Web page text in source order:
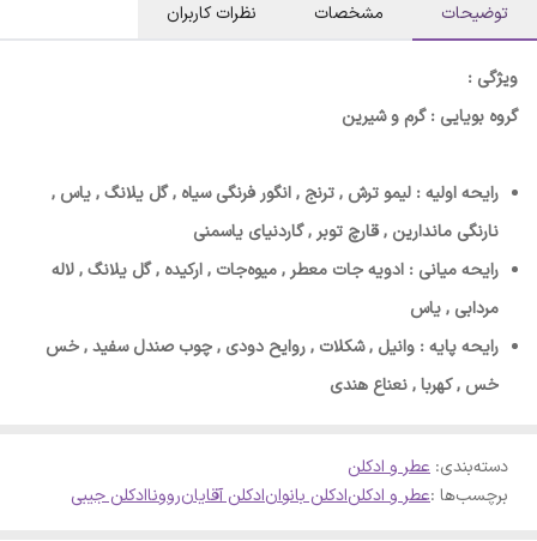
توضیحات مشخصات نظرات کاربران
ویژگی :
گروه بویایی : گرم و شیرین
رایحه اولیه : لیمو ترش , ترنج , انگور فرنگی سیاه , گل یلانگ , یاس ,
نارنگی ماندارین , قارچ توبر , گاردنیای یاسمنی
رایحه میانی : ادویه جات معطر , میوه‌جات , ارکیده , گل یلانگ , لاله
مردابی , یاس
رایحه پایه : وانیل , شکلات , روایح دودی , چوب صندل سفید , خس
خس , کهربا , نعناع هندی
دسته‌بندی: عطر و ادکلن
برچسب‌ها :عطر و ادکلنادکلن بانوانادکلن آقایانرووناادکلن جیبی